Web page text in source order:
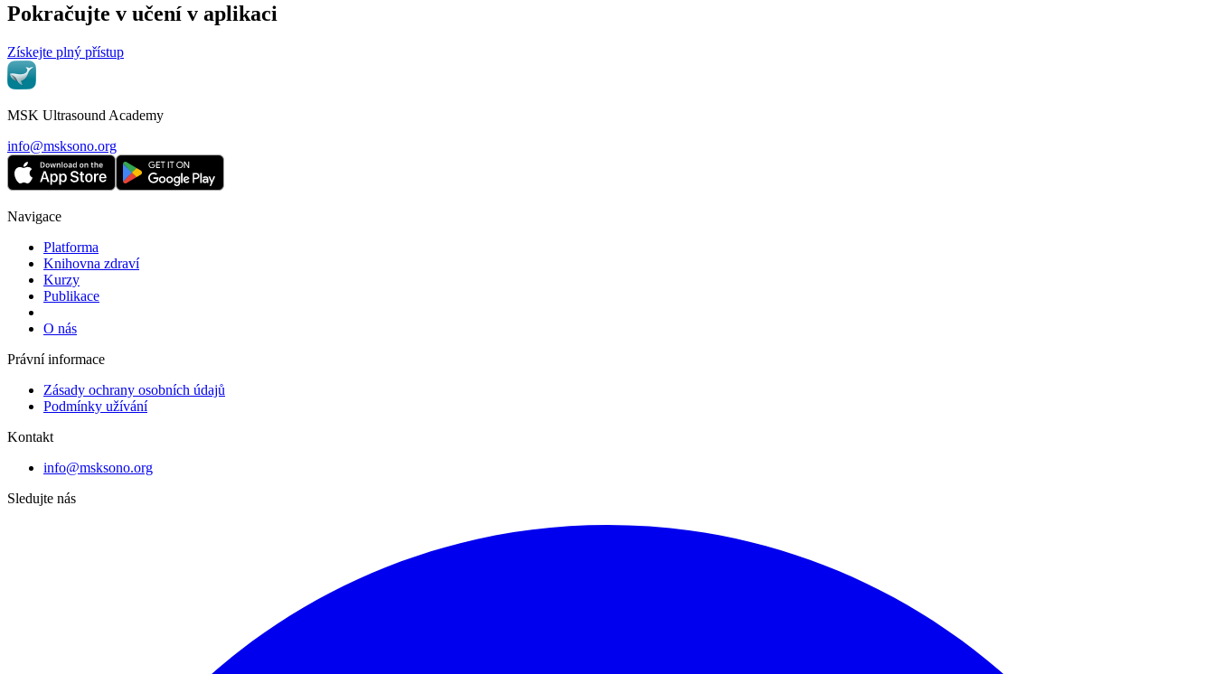
Pokračujte v učení v aplikaci
Získejte plný přístup
MSK Ultrasound Academy
info@msksono.org
Navigace
Platforma
Knihovna zdraví
Kurzy
Publikace
O nás
Právní informace
Zásady ochrany osobních údajů
Podmínky užívání
Kontakt
info@msksono.org
Sledujte nás